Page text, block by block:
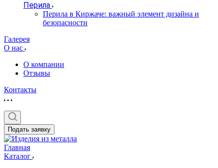
Перила
Перила в Киржаче: важный элемент дизайна и
безопасности
Галерея
О нас
О компании
Отзывы
Контакты
Подать заявку
Главная
Каталог